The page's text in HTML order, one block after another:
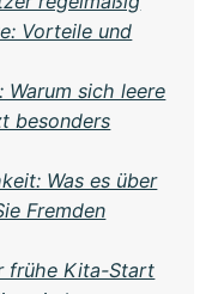
Vorteile und
sich leere
besonders
Was es über
Fremden
frühe Kita-Start